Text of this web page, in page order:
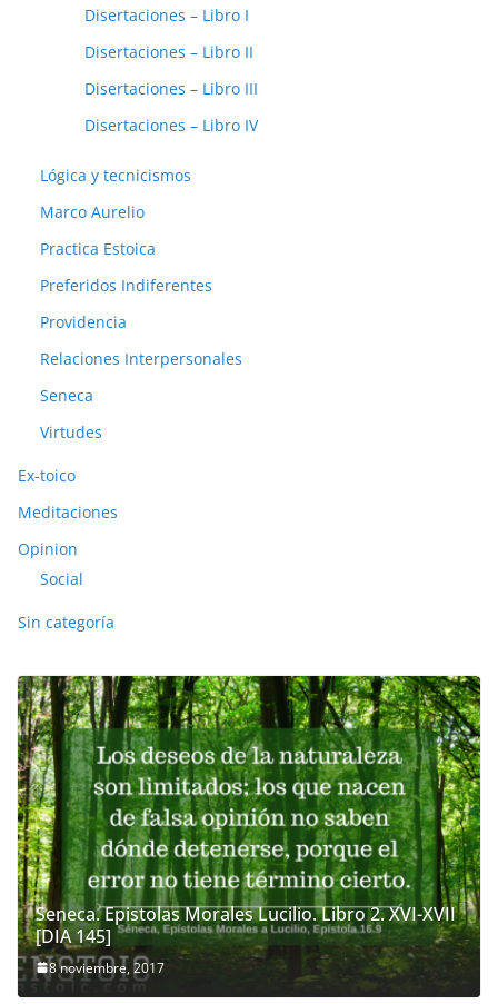
Disertaciones – Libro I
Disertaciones – Libro II
Disertaciones – Libro III
Disertaciones – Libro IV
Lógica y tecnicismos
Marco Aurelio
Practica Estoica
Preferidos Indiferentes
Providencia
Relaciones Interpersonales
Seneca
Virtudes
Ex-toico
Meditaciones
Opinion
Social
Sin categoría
Seneca. Epistolas Morales Lucilio. Libro 2. XVI-XVII
[DIA 145]
8 noviembre, 2017